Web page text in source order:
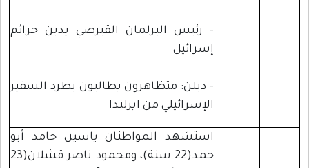
- رئيس البرلمان القبرصي يدين جرائم
إسرائيل
- دبلن: متظاهرون يطالبون بطرد السفير
الإسرائيلي من ايرلندا
استشهد المواطنان ياسين حامد أبو
حمد(22 سنة)، ومحمود ناصر قشلان(23